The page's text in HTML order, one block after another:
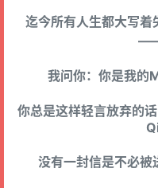
迄今所有人生都大写着
——
我问你：你是我
你总是这样轻言放弃的
没有一封信是不必